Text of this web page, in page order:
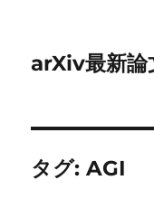
arXiv最新論
タグ:AGI